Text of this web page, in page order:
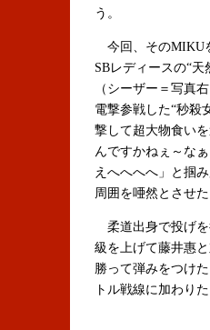
う。
今回、そのMIKU
SBレディースの“天
（シーザー＝写真
電撃参戦した“秒殺
撃して超大物食い
んですかねぇ～な
えへへへへ」と掴
周囲を唖然とさせ
柔道出身で投げを
級を上げて藤井惠
勝って弾みをつけ
トル戦線に加わり